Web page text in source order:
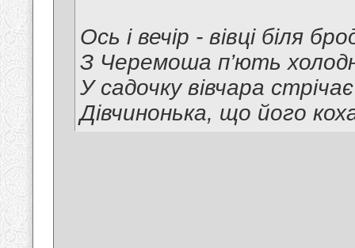
Ось і вечір - вівці біля
З Черемоша п’ють
У садочку вівчара стрічає
Дівчинонька, що його